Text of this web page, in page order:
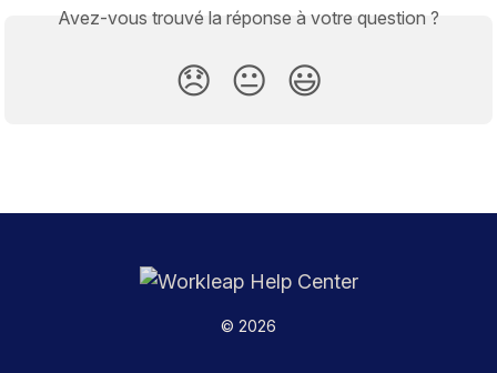
Avez-vous trouvé la réponse à votre question ?
😞 😐 😃
© 2026